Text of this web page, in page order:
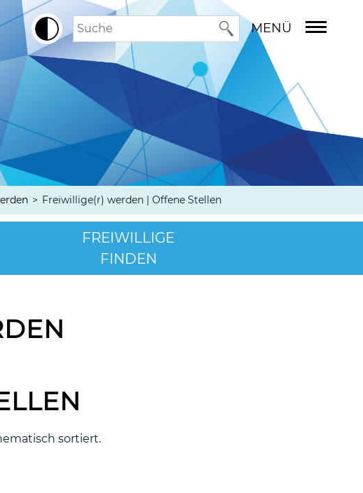
MENÜ
> Freiwillige(r) werden | Offene Stellen
FREIWILLIGE
FINDEN
sortiert.